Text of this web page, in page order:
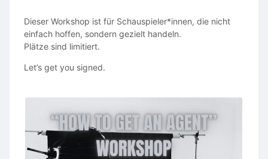
Dieser Workshop ist für Schauspieler*innen, die nicht
einfach hoffen, sondern gezielt handeln.
Plätze sind limitiert.
Let’s get you signed.